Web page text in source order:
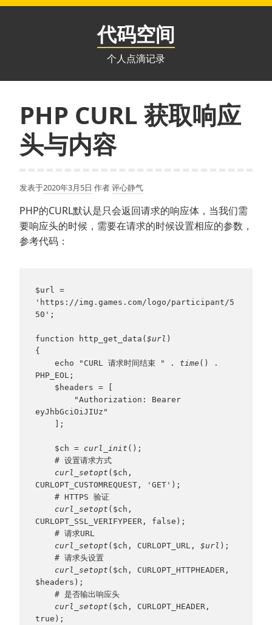
跳
代码空间
个人点滴记录
PHP CURL 获取响应
头与内容
发表于2020年3月5日 作者评心静气
PHP的CURL默认是只会返回请求的响应体，当我们需
要响应头的时候，需要在请求的时候设置相应的参数，
参考代码：
$url =
'https://img.games.com/logo/participant/5
50';
function http_get_data( $url )
{
    echo "CURL 请求时间结束 " .
time () .
PHP_EOL;
    $headers = [
eyJhbGciOiJIUz"
    ];
    $ch =
curl_init ();
    # 设置请求方式
curl_setopt ($ch,
CURLOPT_CUSTOMREQUEST, 'GET');
    # HTTPS 验证
curl_setopt ($ch,
CURLOPT_SSL_VERIFYPEER, false);
    # 请求URL
curl_setopt ($ch, CURLOPT_URL, $url );
    # 请求头设置
curl_setopt ($ch, CURLOPT_HTTPHEADER,
$headers);
    # 是否输出响应头
curl_setopt ($ch, CURLOPT_HEADER,
true);